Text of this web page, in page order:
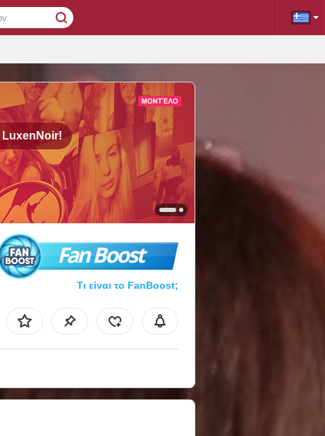
LuxenNoir!
Fan Boost
Τι είναι το FanBoost;